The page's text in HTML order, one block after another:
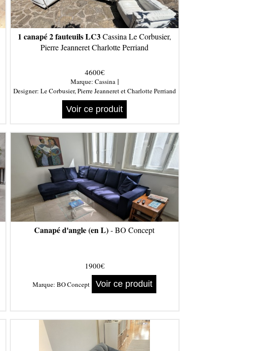
1 canapé 2 fauteuils LC3Cassina Le Corbusier,
Pierre Jeanneret Charlotte Perriand
4600€
Marque: Cassina|
Designer: Le Corbusier, Pierre Jeanneret et Charlotte Perriand
Voir ce produit
Canapé d'angle (en L)- BO Concept
1900€
Marque: BO Concept Voir ce produit